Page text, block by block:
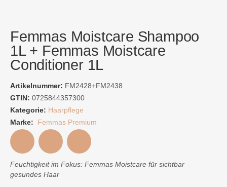
Femmas Moistcare Shampoo
1L + Femmas Moistcare
Conditioner 1L
Artikelnummer: FM2428+FM2438
GTIN: 0725844357300
Kategorie: Haarpflege
Marke:
Femmas Premium
Feuchtigkeit im Fokus: Femmas Moistcare für sichtbar
gesundes Haar